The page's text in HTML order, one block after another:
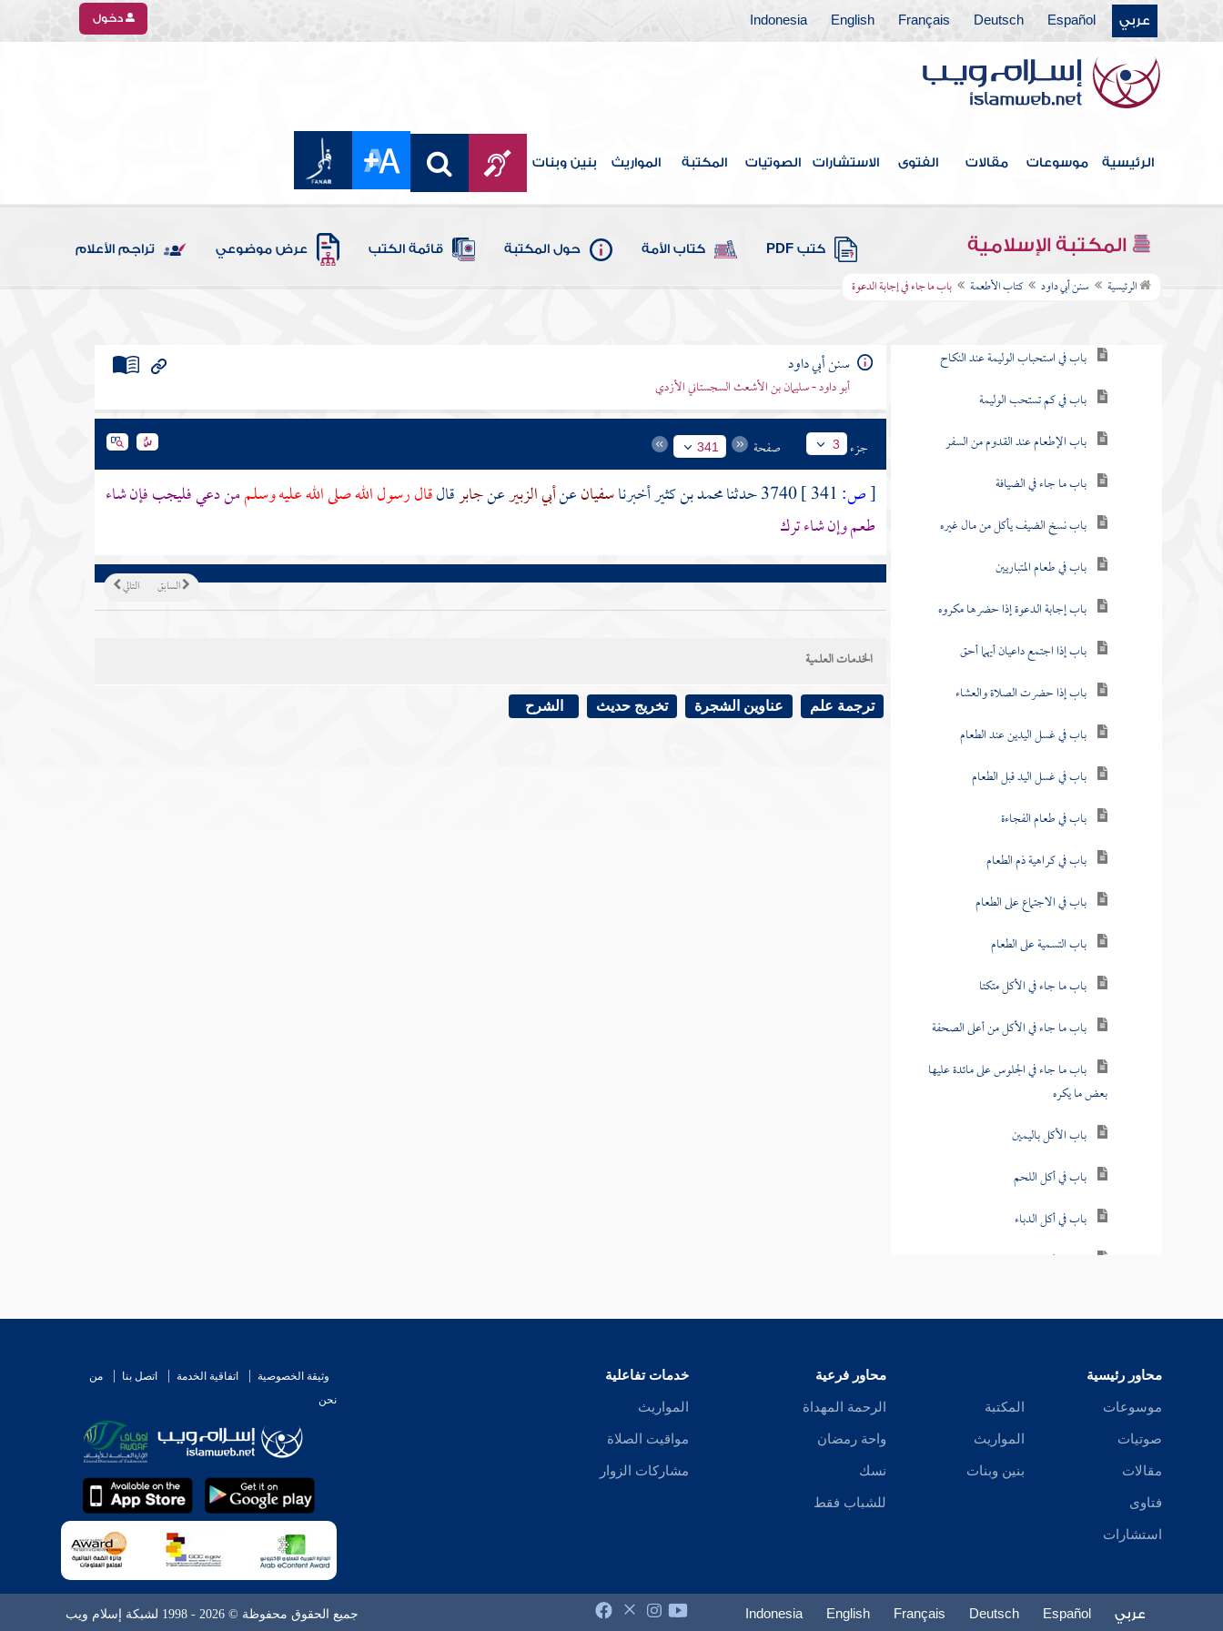
عربي Español
Deutsch
Français
English
Indonesia دخول
الرئيسية موسوعات مقالات الفتوى الاستشارات الصوتيات المكتبة المواريث بنين وبنات
المكتبة الإسلامية كتب PDF كتاب الأمة حول المكتبة قائمة الكتب عرض موضوعي تراجم الأعلام
الرئيسية سنن أبي داود كتاب الأطعمة باب ما جاء في إجابة الدعوة
كتاب الأيمان والنذور
كتاب البيوع
كتاب الإجارة
كتاب الأقضية
كتاب العلم
كتاب الأشربة
كتاب الأطعمة
باب في استحباب الوليمة عند النكاح
باب في كم تستحب الوليمة
باب الإطعام عند القدوم من السفر
باب ما جاء في الضيافة
باب نسخ الضيف يأكل من مال غيره
باب في طعام المتباريين
باب إجابة الدعوة إذا حضرها مكروه
باب إذا اجتمع داعيان أيهما أحق
باب إذا حضرت الصلاة والعشاء
باب في غسل اليدين عند الطعام
باب في غسل اليد قبل الطعام
باب في طعام الفجاءة
باب في كراهية ذم الطعام
باب في الاجتماع على الطعام
باب التسمية على الطعام
باب ما جاء في الأكل متكئا
باب ما جاء في الأكل من أعلى الصحفة
باب ما جاء في الجلوس على مائدة عليها
بعض ما يكره
باب الأكل باليمين
باب في أكل اللحم
باب في أكل الدباء
باب في أكل الثريد
باب في أكل الأرنب
باب في أكل الضب
باب ما لم يذكر تحريمه
سنن أبي داود
أبو داود - سليمان بن الأشعث السجستاني الأزدي
جزء 3 صفحة 341
[ص: 3740 حدثنا محمد بن كثيرأخبرناسفيانعنأبي الزبيرعنجابرقالقال رسول الله صلى الله عليه وسلممن دعي فليجب فإن شاء
طعم وإن شاء ترك
التالي السابق
الخدمات العلمية
ترجمة علم عناوين الشجرة تخريج حديث الشرح
محاور رئيسية
موسوعات
صوتيات
مقالات
فتاوى
استشارات
المكتبة
المواريث
بنين وبنات
محاور فرعية
الرحمة المهداة
واحة رمضان
نسك
للشباب فقط
خدمات تفاعلية
المواريث
مواقيت الصلاة
مشاركات الزوار
وثيقة الخصوصية اتفاقية الخدمة اتصل بنا
من
نحن
عربي Español
Deutsch
Français
English
Indonesia جميع الحقوق محفوظة © 2026 - 1998 لشبكة إسلام ويب